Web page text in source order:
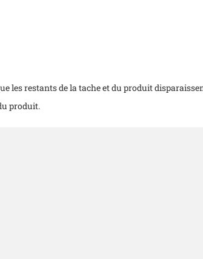
les restants de la tache et du produit
produit.